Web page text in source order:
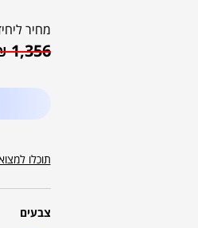
מחיר
1,356
תוכלו
צבעים